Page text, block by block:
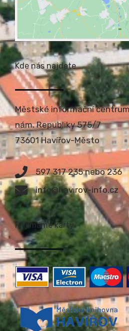
Kde nás najdete
Městské informační
nám. Republiky 575/7
73601 Havířov-Město
597 317 235 nebo 236
info@havirov-info.cz
Přijímáme karty